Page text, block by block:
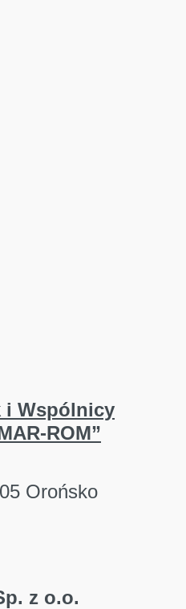
9
38
i Wspólnicy
ROM”
26-505
z o.o.